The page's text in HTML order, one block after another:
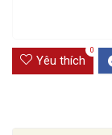
Yêu thích
0